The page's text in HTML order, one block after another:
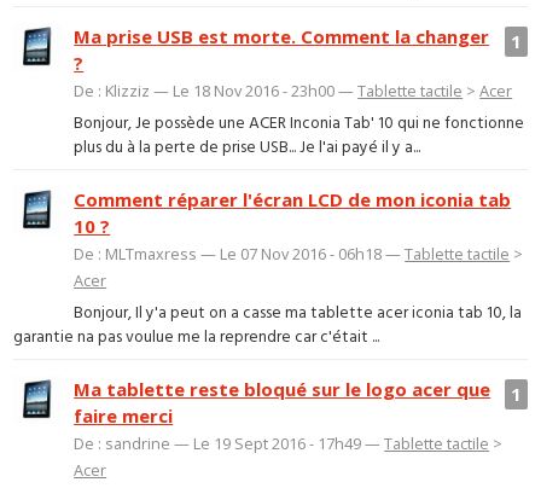
1
Ma prise USB est morte. Comment la changer
?
De : Klizziz — Le 18 Nov 2016 - 23h00 —Tablette tactile >Acer
Bonjour, Je possède une ACER Inconia Tab' 10 qui ne fonctionne
plus du à la perte de prise USB... Je l'ai payé il y a...
Comment réparer l'écran LCD de mon iconia tab
10 ?
De : MLTmaxress — Le 07 Nov 2016 - 06h18 —Tablette tactile >
Acer
Bonjour, Il y'a peut on a casse ma tablette acer iconia tab 10, la
garantie na pas voulue me la reprendre car c'était ...
1
Ma tablette reste bloqué sur le logo acer que
faire merci
De : sandrine — Le 19 Sept 2016 - 17h49 —Tablette tactile >
Acer